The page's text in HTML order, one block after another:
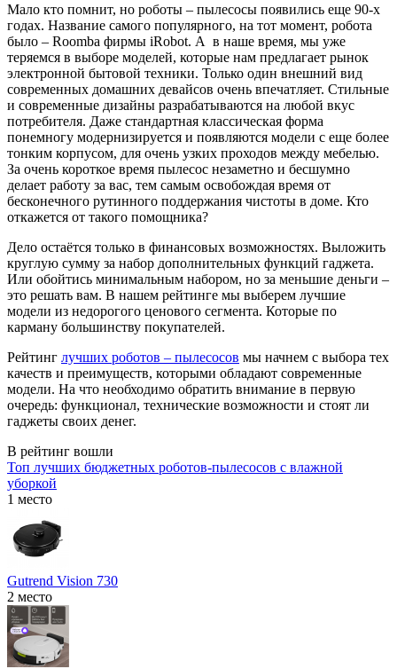
Мало кто помнит, но роботы – пылесосы появились еще 90-х
годах. Название самого популярного, на тот момент, робота
было – Roomba фирмы iRobot. А в наше время, мы уже
теряемся в выборе моделей, которые нам предлагает рынок
электронной бытовой техники. Только один внешний вид
современных домашних девайсов очень впечатляет. Стильные
и современные дизайны разрабатываются на любой вкус
потребителя. Даже стандартная классическая форма
понемногу модернизируется и появляются модели с еще более
тонким корпусом, для очень узких проходов между мебелью.
За очень короткое время пылесос незаметно и бесшумно
делает работу за вас, тем самым освобождая время от
бесконечного рутинного поддержания чистоты в доме. Кто
откажется от такого помощника?
Дело остаётся только в финансовых возможностях. Выложить
круглую сумму за набор дополнительных функций гаджета.
Или обойтись минимальным набором, но за меньшие деньги –
это решать вам. В нашем рейтинге мы выберем лучшие
модели из недорогого ценового сегмента. Которые по
карману большинству покупателей.
Рейтинг лучших роботов – пылесосов мы начнем с выбора тех
качеств и преимуществ, которыми обладают современные
модели. На что необходимо обратить внимание в первую
очередь: функционал, технические возможности и стоят ли
гаджеты своих денег.
В рейтинг вошли
Топ лучших бюджетных роботов-пылесосов с влажной
уборкой
1 место
Gutrend Vision 730
2 место